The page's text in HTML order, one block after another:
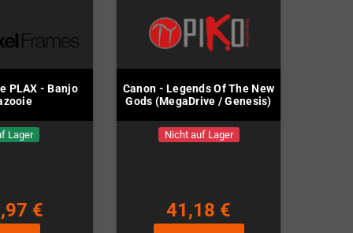
PLAX - Banjo
Lager
€
Canon - Legends Of The New
Gods (MegaDrive / Genesis)
Nicht auf Lager
41,18 €